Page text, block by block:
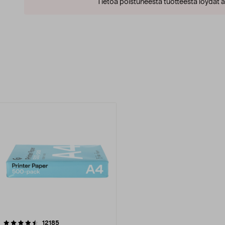
Tietoa poistuneesta tuotteesta löydät
12185arvostelut